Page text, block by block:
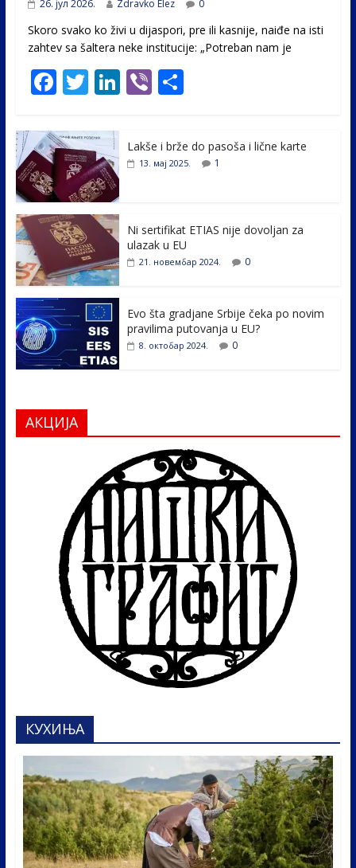
26. јул 2026. Zdravko Elez 0
Skoro svako ko živi u dijaspori, pre ili kasnije, naiđe na isti
zahtev sa šaltera neke institucije: „Potreban nam je
F
e
b
o
o
k
T
itt
er
Li
e
Vi
er
S
ar
e
Lakše i brže do pasoša i lične karte
13. мај 2025. 1
Ni sertifikat ETIAS nije dovoljan za
ulazak u EU
21. новембар 2024. 0
Evo šta gradjane Srbije čeka po novim
pravilima putovanja u EU?
8. октобар 2024. 0
АКЦИЈА
КУХИЊА